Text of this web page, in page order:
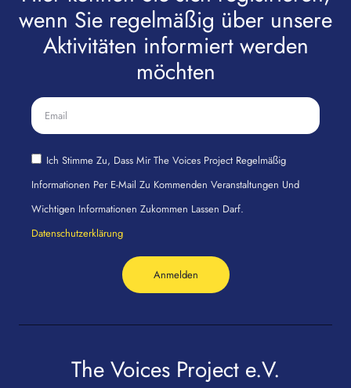
wenn Sie regelmäßig über unsere
Aktivitäten informiert werden
möchten
Ich Stimme Zu, Dass Mir The Voices Project Regelmäßig
Informationen Per E-Mail Zu Kommenden Veranstaltungen Und
Wichtigen Informationen Zukommen Lassen Darf.
Datenschutzerklärung
Anmelden
The Voices Project e.V.